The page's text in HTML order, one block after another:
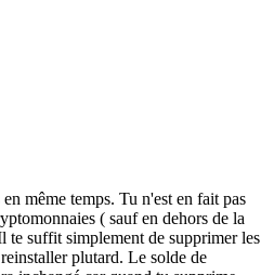
même temps. Tu n'est en fait pas
( sauf en dehors de la
te suffit simplement de supprimer les
plutard. Le solde de